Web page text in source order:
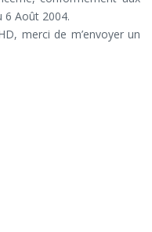
6 Août 2004.
merci de m’envoyer un